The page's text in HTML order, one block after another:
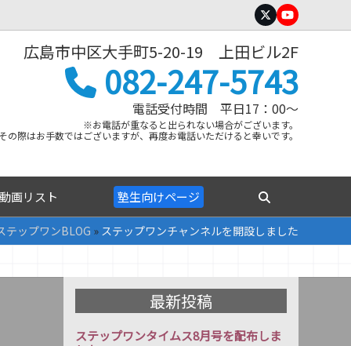
TwitterYouTube
広島市中区大手町5-20-19 上田ビル2F
082-247-5743
電話受付時間 平日17：00～
※お電話が重なると出られない場合がございます。
その際はお手数ではございますが、再度お電話いただけると幸いです。
動画リスト 塾生向けページ
テップワンBLOG » ステップワンチャンネルを開設しました
最新投稿
ステップワンタイムス8月号を配布しま